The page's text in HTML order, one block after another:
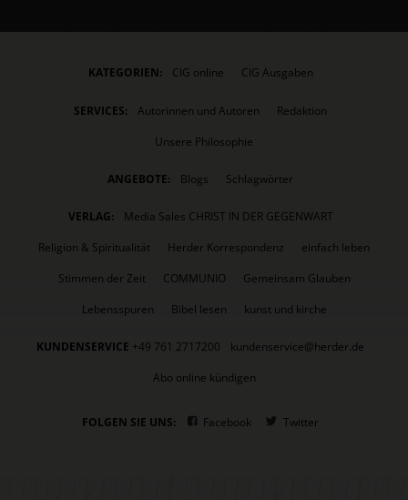
KATEGORIEN: CIG online CIG Ausgaben
SERVICES: Autorinnen und Autoren
Redaktion
Unsere Philosophie
ANGEBOTE: Blogs Schlagwörter
VERLAG:
Media Sales CHRIST IN DER GEGENWART
Religion & Spiritualität
Herder Korrespondenz
einfach leben
Stimmen der Zeit
COMMUNIO
Gemeinsam Glauben
Lebensspuren
Bibel lesen kunst und kirche
KUNDENSERVICE +49 761 2717200
kundenservice@herder.de
Abo online kündigen
FOLGEN SIE UNS: Facebook Twitter